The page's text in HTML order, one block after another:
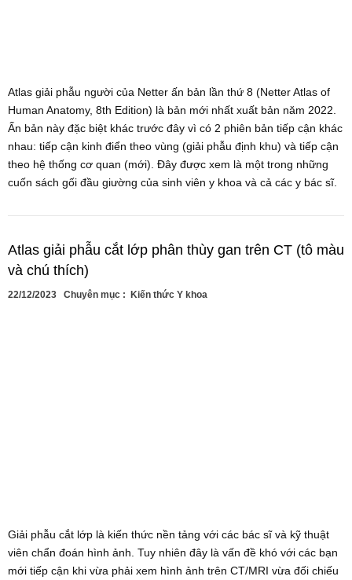
Atlas giải phẫu người của Netter ấn bản lần thứ 8 (Netter Atlas of
Human Anatomy, 8th Edition) là bản mới nhất xuất bản năm 2022.
Ấn bản này đặc biệt khác trước đây vì có 2 phiên bản tiếp cận khác
nhau: tiếp cận kinh điển theo vùng (giải phẫu định khu) và tiếp cận
theo hệ thống cơ quan (mới). Đây được xem là một trong những
cuốn sách gối đầu giường của sinh viên y khoa và cả các y bác sĩ.
Atlas giải phẫu cắt lớp phân thùy gan trên CT (tô màu
và chú thích)
22/12/2023 Chuyên mục : Kiến thức Y khoa
Giải phẫu cắt lớp là kiến thức nền tảng với các bác sĩ và kỹ thuật
viên chẩn đoán hình ảnh. Tuy nhiên đây là vấn đề khó với các bạn
mới tiếp cận khi vừa phải xem hình ảnh trên CT/MRI vừa đối chiếu